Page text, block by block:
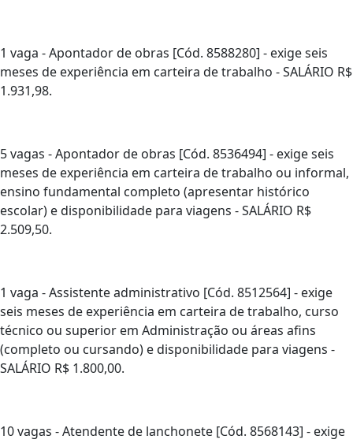
1 vaga - Apontador de obras [Cód. 8588280] - exige seis
meses de experiência em carteira de trabalho - SALÁRIO R$
1.931,98.
5 vagas - Apontador de obras [Cód. 8536494] - exige seis
meses de experiência em carteira de trabalho ou informal,
ensino fundamental completo (apresentar histórico
escolar) e disponibilidade para viagens - SALÁRIO R$
2.509,50.
1 vaga - Assistente administrativo [Cód. 8512564] - exige
seis meses de experiência em carteira de trabalho, curso
técnico ou superior em Administração ou áreas afins
(completo ou cursando) e disponibilidade para viagens -
SALÁRIO R$ 1.800,00.
10 vagas - Atendente de lanchonete [Cód. 8568143] - exige